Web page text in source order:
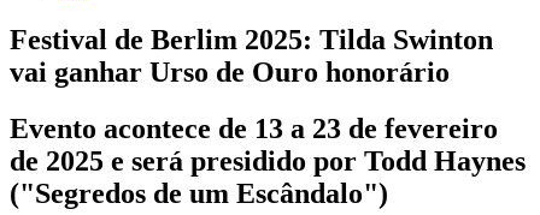
Festival de Berlim 2025: Tilda Swinton
vai ganhar Urso de Ouro honorário
Evento acontece de 13 a 23 de fevereiro
de 2025 e será presidido por Todd Haynes
("Segredos de um Escândalo")